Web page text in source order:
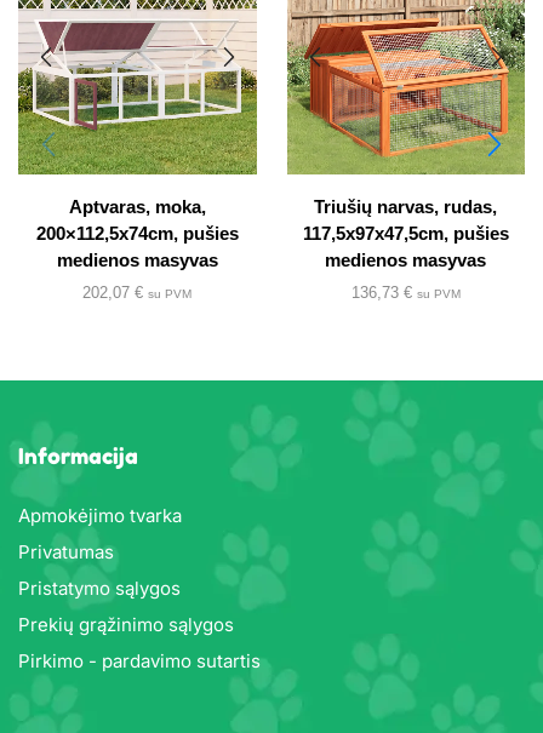
Aptvaras, moka,
200×112,5x74cm, pušies
medienos masyvas
202,07€ su PVM
Triušių narvas, rudas,
117,5x97x47,5cm, pušies
medienos masyvas
136,73 € su PVM
Informacija
Apmokėjimo tvarka
Privatumas
Pristatymo sąlygos
Prekių grąžinimo sąlygos
Pirkimo - pardavimo sutartis